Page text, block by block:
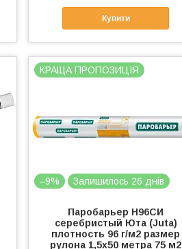
Купити
КРАЩА ПРОПОЗИЦІЯ
–9% Залишилось 26 днів
Паробарьер Н96СИ
серебристый Юта (Juta)
плотность 96 г/м2 размер
рулона 1,5х50 метра 75 м2